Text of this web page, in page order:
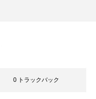
0 トラックバック